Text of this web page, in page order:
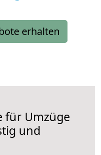
erhalten
für Umzüge
und